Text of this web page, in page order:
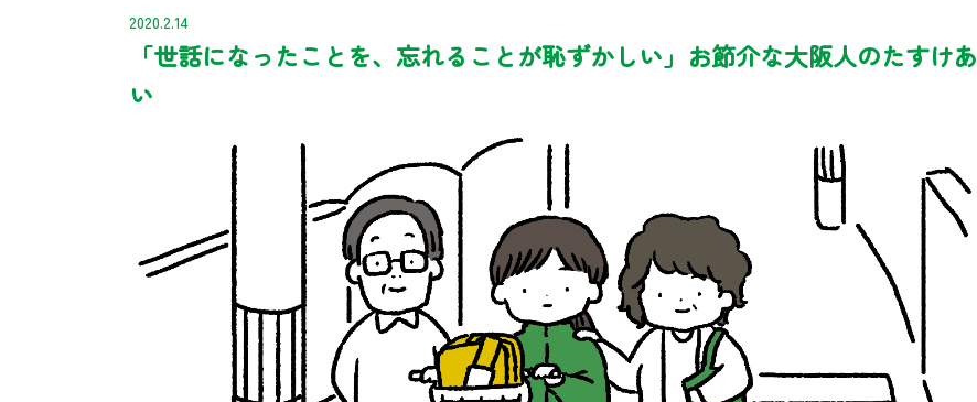
2020.2.14
「世話になったことを、忘れることが恥ずかしい」お節介な大阪人のたすけあ
い